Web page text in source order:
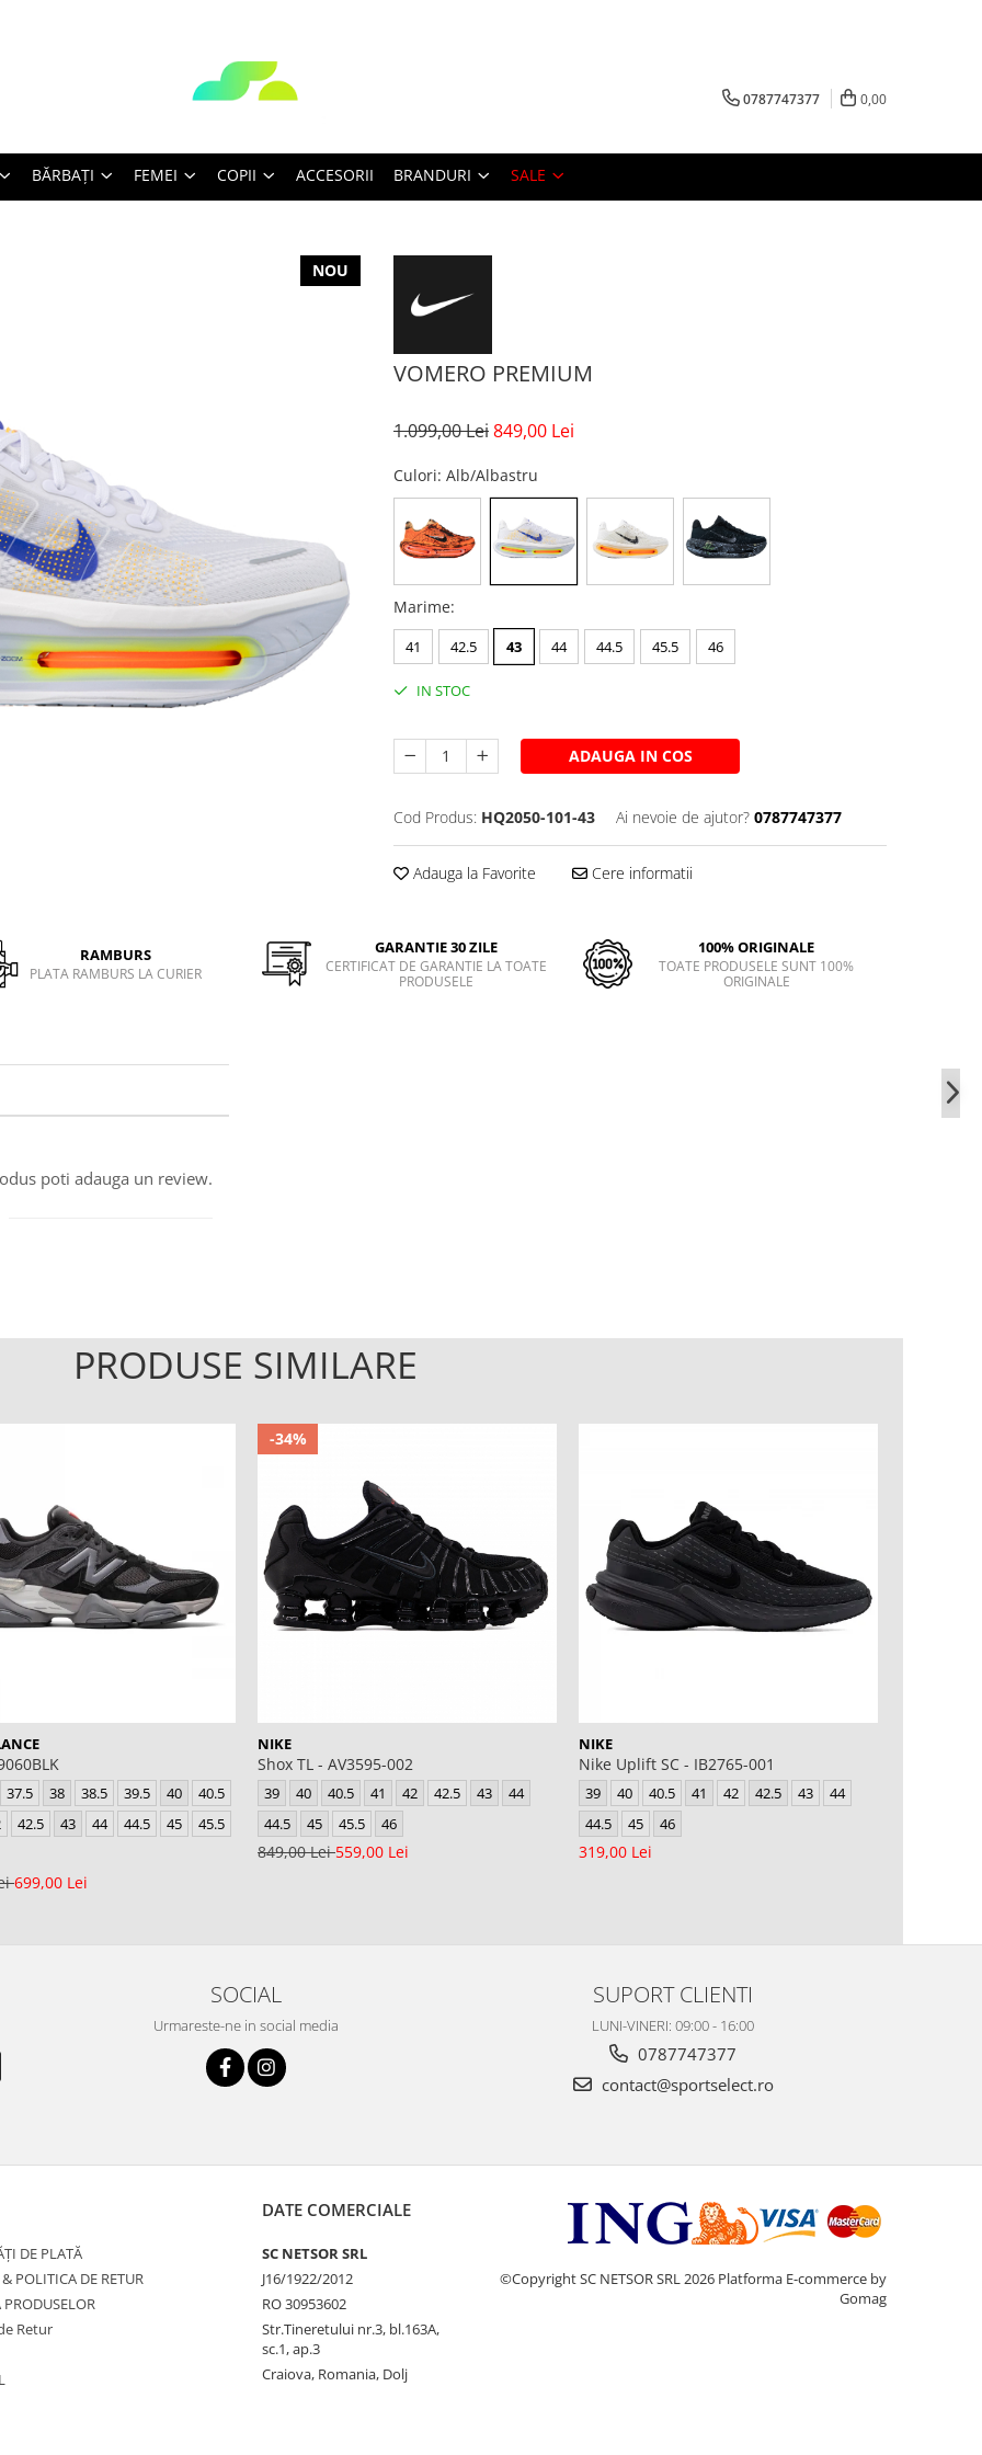
0787747377 0,00
BĂRBAŢI FEMEI COPII ACCESORII BRANDURI SALE
VOMERO PREMIUM
NOU
1.099,00 Lei849,00 Lei
Culori: Alb/Albastru
Marime:
41 42.5 43 44 44.5 45.5 46
IN STOC
ADAUGA IN COS
Cod Produs: HQ2050-101-43 Ai nevoie de ajutor? 0787747377
Adauga la Favorite Cere informatii
RAMBURS
PLATA RAMBURS LA CURIER
GARANTIE 30 ZILE
CERTIFICAT DE GARANTIE LA TOATE
PRODUSELE
100% ORIGINALE
TOATE PRODUSELE SUNT 100%
ORIGINALE
poti adauga un review.
PRODUSE SIMILARE
37.5 38 38.5 39.5 40
40.5
42.5 43 44 44.5 45
45.5
699,00 Lei
-34%
NIKE
Shox TL - AV3595-002
39 40 40.5 41 42 42.5 43
44
44.5
45 45.5 46
849,00 Lei559,00 Lei
NIKE
Nike Uplift SC - IB2765-001
39 40 40.5 41 42 42.5 43
44
44.5
45 46
319,00 Lei
SOCIAL
Urmareste-ne in social media
SUPORT CLIENTI
LUNI-VINERI: 09:00 - 16:00
0787747377
contact@sportselect.ro
DE PLATĂ
POLITICA DE RETUR
Retur
DATE COMERCIALE
SC NETSOR SRL
J16/1922/2012
RO 30953602
Str.Tineretului nr.3, bl.163A,
sc.1, ap.3
Craiova, Romania, Dolj
©Copyright SC NETSOR SRL 2026 Platforma E-commerce by
Gomag